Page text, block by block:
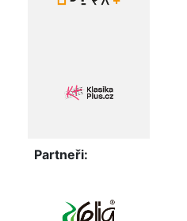
Partneři: